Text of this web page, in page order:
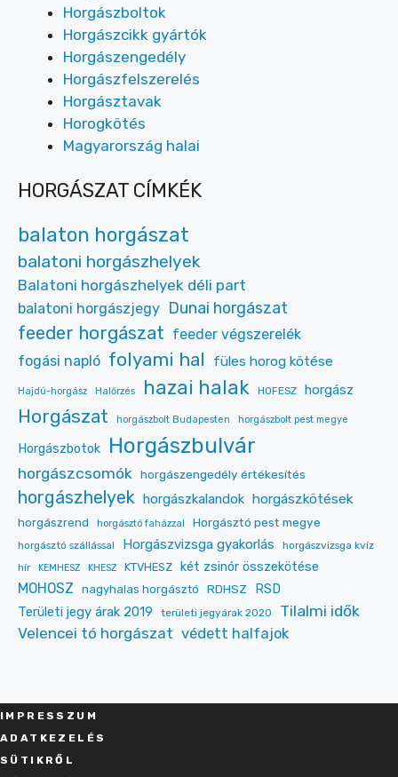
Horgászboltok
Horgászcikk gyártók
Horgászengedély
Horgászfelszerelés
Horgásztavak
Horogkötés
Magyarország halai
HORGÁSZAT CÍMKÉK
balaton horgászat
balatoni horgászhelyek
Balatoni horgászhelyek déli part
balatoni horgászjegy Dunai horgászat
feeder horgászat feeder végszerelék
fogási napló folyami hal füles horog kötése
Hajdú-horgász Halőrzés hazai halak HOFESZ horgász
Horgászat horgászbolt Budapesten horgászbolt pest megye
Horgászbotok Horgászbulvár
horgászcsomók horgászengedély értékesítés
horgászhelyek horgászkalandok horgászkötések
horgászrend horgásztó faházzal Horgásztó pest megye
horgásztó szállással Horgászvizsga gyakorlás
horgászvizsga kvíz
hír
KEMHESZ KHESZ KTVHESZ két zsinór összekötése
MOHOSZ nagyhalas horgásztó RDHSZ RSD
Területi jegy árak 2019 területi jegyárak 2020
Tilalmi idők
Velencei tó horgászat védett halfajok
IMPRESSZU M
ADATKEZELÉS
SÜT IKRŐL